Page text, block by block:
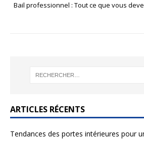
Bail professionnel : Tout ce que vous
ARTICLES RÉCENTS
Tendances des portes intérieures pour